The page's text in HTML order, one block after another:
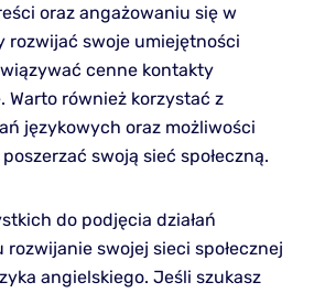
oraz angażowaniu się w
rozwijać swoje umiejętności
cenne kontakty
Warto również korzystać z
językowych oraz możliwości
swoją sieć społeczną.
do podjęcia działań
swojej sieci społecznej
angielskiego. Jeśli szukasz